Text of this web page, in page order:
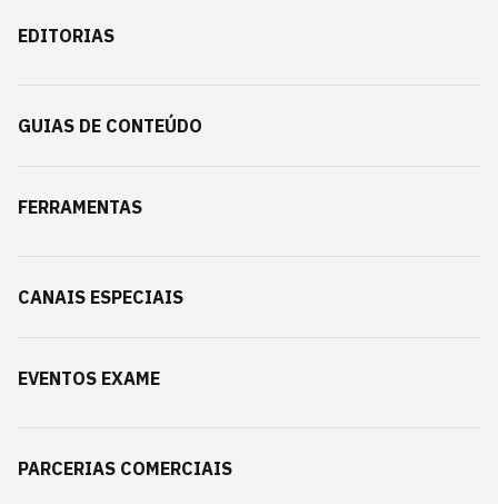
EDITORIAS
GUIAS DE CONTEÚDO
FERRAMENTAS
CANAIS ESPECIAIS
EVENTOS EXAME
PARCERIAS COMERCIAIS